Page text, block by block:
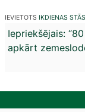
IEVIETOTS IKDIENAS
Ziņu
izvēlne
Iepriekšējais:
apkārt